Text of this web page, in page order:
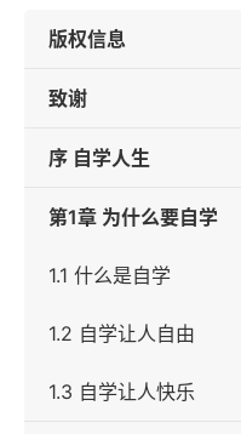
版权信息
致谢
序 自学人生
第1章 为什么要自学
1.1 什么是自学
1.2 自学让人自由
1.3 自学让人快乐